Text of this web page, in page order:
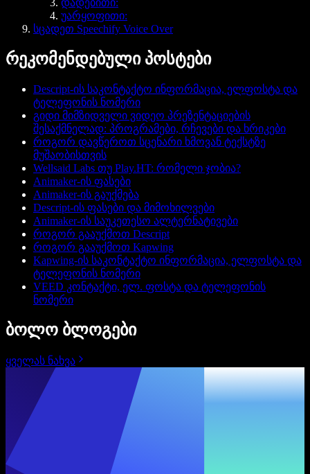
დადებითი:
უარყოფითი:
სცადეთ Speechify Voice Over
რეკომენდებული პოსტები
Descript-ის საკონტაქტო ინფორმაცია, ელფოსტა და
ტელეფონის ნომერი
გიდი მიმზიდველი ვიდეო პრეზენტაციების
შესაქმნელად: პროგრამები, რჩევები და ხრიკები
როგორ დავწეროთ სცენარი ხმოვან ტექსტზე
მუშაობისთვის
Wellsaid Labs თუ Play.HT: რომელი ჯობია?
Animaker-ის ფასები
Animaker-ის გაუქმება
Descript-ის ფასები და მიმოხილვები
Animaker-ის საუკეთესო ალტერნატივები
როგორ გააუქმოთ Descript
როგორ გააუქმოთ Kapwing
Kapwing-ის საკონტაქტო ინფორმაცია, ელფოსტა და
ტელეფონის ნომერი
VEED კონტაქტი, ელ. ფოსტა და ტელეფონის
ნომერი
ბოლო ბლოგები
ყველას ნახვა